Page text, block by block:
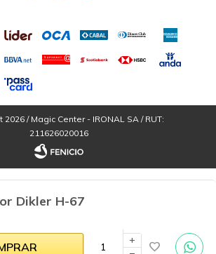
Dikler H-67
add
consultas
no dudes
/ Magic Center - IRONAL SA / RUT:
211626020016
Fenicio